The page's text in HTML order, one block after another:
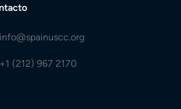
info@spainuscc.org
+1 (212) 967 2170